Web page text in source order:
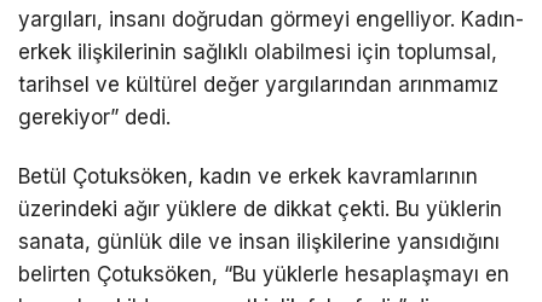
yargıları, insanı doğrudan görmeyi engelliyor. Kadın-
erkek ilişkilerinin sağlıklı olabilmesi için toplumsal,
tarihsel ve kültürel değer yargılarından arınmamız
gerekiyor” dedi.
Betül Çotuksöken, kadın ve erkek kavramlarının
üzerindeki ağır yüklere de dikkat çekti. Bu yüklerin
sanata, günlük dile ve insan ilişkilerine yansıdığını
belirten Çotuksöken, “Bu yüklerle hesaplaşmayı en